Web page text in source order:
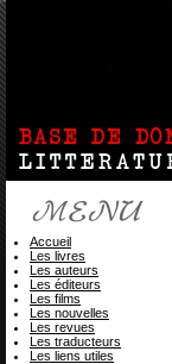
Accueil
Les livres
Les auteurs
Les éditeurs
Les films
Les nouvelles
Les revues
Les traducteurs
Les liens utiles